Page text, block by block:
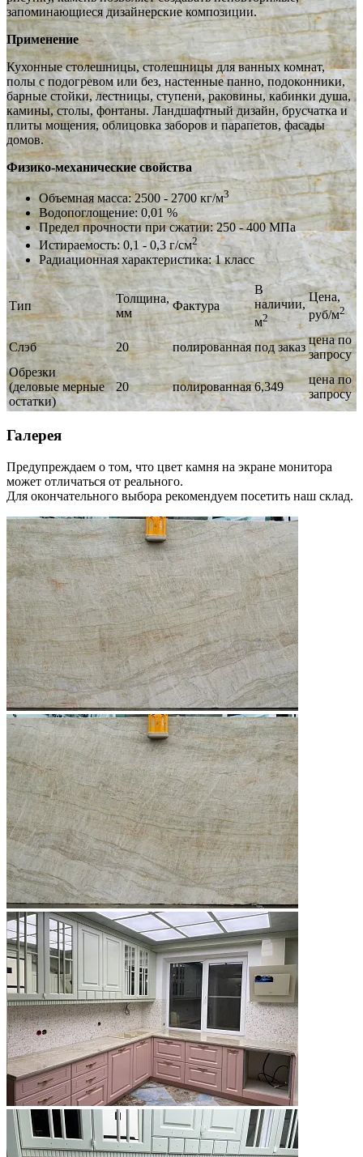
запоминающиеся дизайнерские композиции.
Применение
Кухонные столешницы, столешницы для ванных комнат,
полы с подогревом или без, настенные панно, подоконники,
барные стойки, лестницы, ступени, раковины, кабинки душа,
камины, столы, фонтаны. Ландшафтный дизайн, брусчатка и
плиты мощения, облицовка заборов и парапетов, фасады
домов.
Физико-механические свойства
Объемная масса: 2500 - 2700 кг/м3
Водопоглощение: 0,01 %
Предел прочности при сжатии: 250 - 400 МПа
Истираемость: 0,1 - 0,3 г/см2
Радиационная характеристика: 1 класс
Тип
Толщина,
мм
Фактура
В
наличии,
м2
Цена,
руб/м2
Слэб 20 полированная под заказ
цена по
запросу
Обрезки
(деловые мерные
остатки)
20 полированная 6,349
цена по
запросу
Галерея
Предупреждаем о том, что цвет камня на экране монитора
может отличаться от реального.
Для окончательного выбора рекомендуем посетить наш склад.